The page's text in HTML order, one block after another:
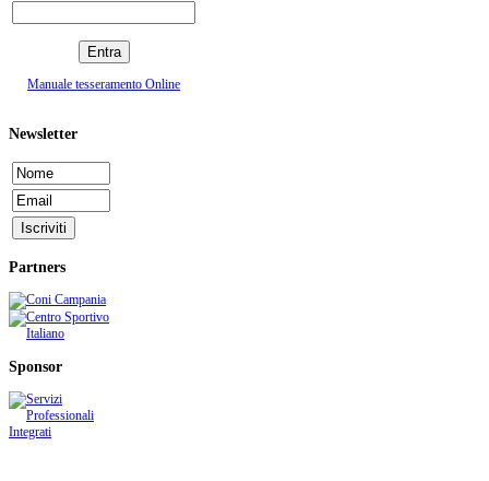
Manuale tesseramento Online
Newsletter
Partners
Sponsor